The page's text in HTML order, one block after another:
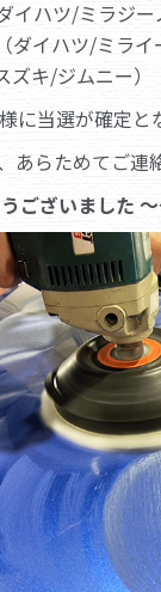
イハツ/ミラジー
ダイハツ/ミライ
ズキ/ジムニー）
に当選が確定と
あらためてご連
ございました